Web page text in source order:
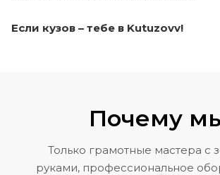
Если кузов – тебе в Kutuzovv!
Почему
Только грамотные мастера с
руками, профессиональное